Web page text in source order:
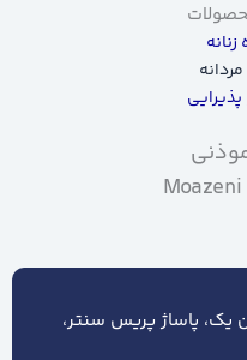
زنانه
مردانه
یک، پاساژ پریس سنتر،